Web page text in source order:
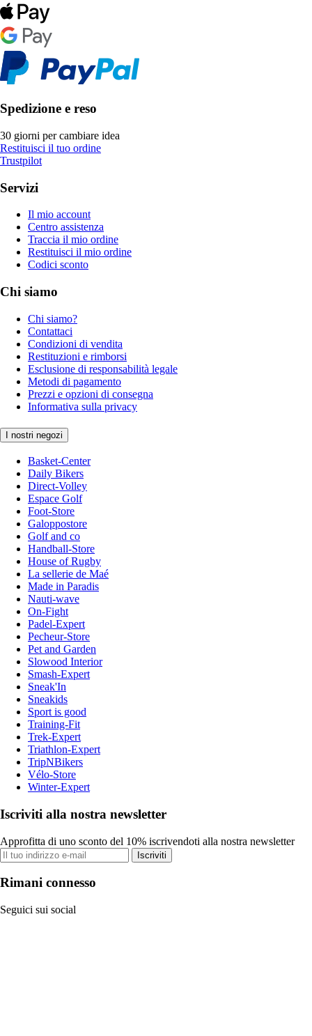
Spedizione e reso
30 giorni per cambiare idea
Restituisci il tuo ordine
Trustpilot
Servizi
Il mio account
Centro assistenza
Traccia il mio ordine
Restituisci il mio ordine
Codici sconto
Chi siamo
Chi siamo?
Contattaci
Condizioni di vendita
Restituzioni e rimborsi
Esclusione di responsabilità legale
Metodi di pagamento
Prezzi e opzioni di consegna
Informativa sulla privacy
I nostri negozi
Basket-Center
Daily Bikers
Direct-Volley
Espace Golf
Foot-Store
Galoppostore
Golf and co
Handball-Store
House of Rugby
La sellerie de Maé
Made in Paradis
Nauti-wave
On-Fight
Padel-Expert
Pecheur-Store
Pet and Garden
Slowood Interior
Smash-Expert
Sneak'In
Sneakids
Sport is good
Training-Fit
Trek-Expert
Triathlon-Expert
TripNBikers
Vélo-Store
Winter-Expert
Iscriviti alla nostra newsletter
Approfitta di uno sconto del 10% iscrivendoti alla nostra newsletter
Iscriviti
Rimani connesso
Seguici sui social